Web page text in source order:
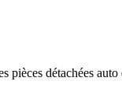
détachées